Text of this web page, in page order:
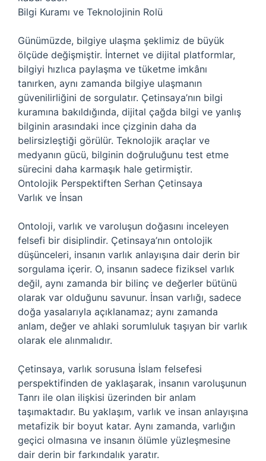
Bilgi Kuramı ve Teknolojinin Rolü
Günümüzde, bilgiye ulaşma şeklimiz de büyük
ölçüde değişmiştir. İnternet ve dijital platformlar,
bilgiyi hızlıca paylaşma ve tüketme imkânı
tanırken, aynı zamanda bilgiye ulaşmanın
güvenilirliğini de sorgulatır. Çetinsaya’nın bilgi
kuramına bakıldığında, dijital çağda bilgi ve yanlış
bilginin arasındaki ince çizginin daha da
belirsizleştiği görülür. Teknolojik araçlar ve
medyanın gücü, bilginin doğruluğunu test etme
sürecini daha karmaşık hale getirmiştir.
Ontolojik Perspektiften Serhan Çetinsaya
Varlık ve İnsan
Ontoloji, varlık ve varoluşun doğasını inceleyen
felsefi bir disiplindir. Çetinsaya’nın ontolojik
düşünceleri, insanın varlık anlayışına dair derin bir
sorgulama içerir. O, insanın sadece fiziksel varlık
değil, aynı zamanda bir bilinç ve değerler bütünü
olarak var olduğunu savunur. İnsan varlığı, sadece
doğa yasalarıyla açıklanamaz; aynı zamanda
anlam, değer ve ahlaki sorumluluk taşıyan bir varlık
olarak ele alınmalıdır.
Çetinsaya, varlık sorusuna İslam felsefesi
perspektifinden de yaklaşarak, insanın varoluşunun
Tanrı ile olan ilişkisi üzerinden bir anlam
taşımaktadır. Bu yaklaşım, varlık ve insan anlayışına
metafizik bir boyut katar. Aynı zamanda, varlığın
geçici olmasına ve insanın ölümle yüzleşmesine
dair derin bir farkındalık yaratır.